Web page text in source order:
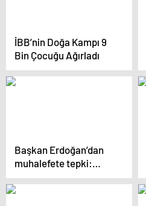
İBB’nin Doğa Kampı 9
Bin Çocuğu Ağırladı
Başkan Erdoğan’dan
muhalefete tepki:
İstanbul’un en güzel
yerlerini para